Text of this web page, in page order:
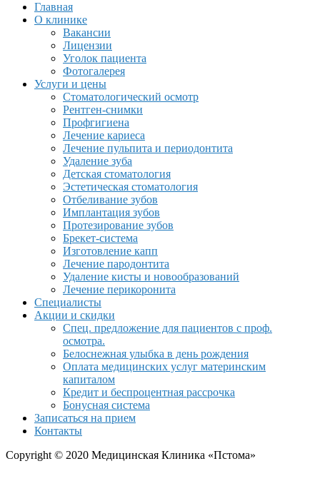
Главная
О клинике
Вакансии
Лицензии
Уголок пациента
Фотогалерея
Услуги и цены
Стоматологический осмотр
Рентген-снимки
Профгигиена
Лечение кариеса
Лечение пульпита и периодонтита
Удаление зуба
Детская стоматология
Эстетическая стоматология
Отбеливание зубов
Имплантация зубов
Протезирование зубов
Брекет-система
Изготовление капп
Лечение пародонтита
Удаление кисты и новообразований
Лечение перикоронита
Специалисты
Акции и скидки
Спец. предложение для пациентов с проф.
осмотра.
Белоснежная улыбка в день рождения
Оплата медицинских услуг материнским
капиталом
Кредит и беспроцентная рассрочка
Бонусная система
Записаться на прием
Контакты
Copyright © 2020 Медицинская Клиника «Пстома»